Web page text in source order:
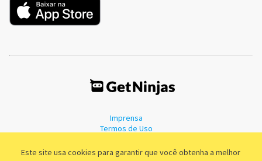
Este site usa cookies para garantir que você obtenha a melhor
Imprensa
Termos de Uso